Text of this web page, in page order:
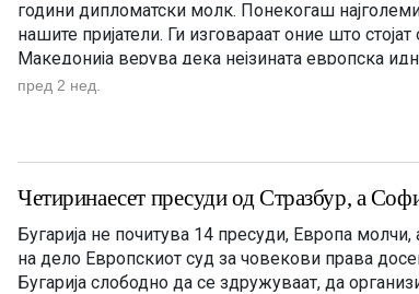
години дипломатски молк. Понекогаш
нашите пријатели. Ги изговараат оние што
Македонија верува дека нејзината европска
исполнувањето на условите на Бугарија. Прво
пред 2 нед.
Четиринаесет пресуди од Стразбур, а
Бугарија не почитува 14 пресуди, Европа
на дело Европскиот суд за човекови права
Бугарија слободно да се здружуваат, да